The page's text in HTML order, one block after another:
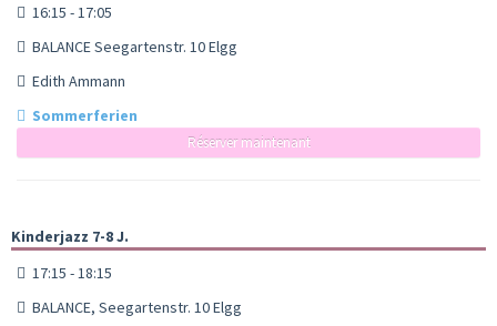
16:15 - 17:05
BALANCE Seegartenstr. 10 Elgg
Edith Ammann
Sommerferien
Réserver maintenant
Kinderjazz 7-8 J.
17:15 - 18:15
BALANCE, Seegartenstr. 10 Elgg